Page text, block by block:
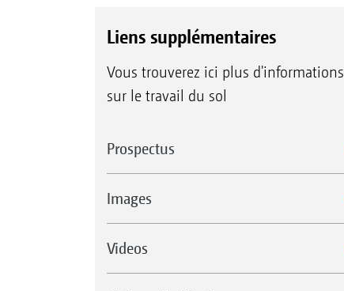
Liens supplémentaires
Vous trouverez ici plus d'informations
sur le travail du sol
Prospectus
Images
Videos